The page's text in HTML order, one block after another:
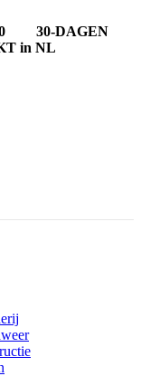
30-DAGEN
in NL